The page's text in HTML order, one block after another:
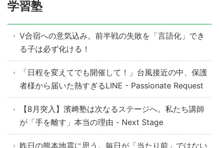
学習塾
V合宿への意気込み。前半戦の失敗を「言語化」でき
る子は必ず化ける！
「日程を変えてでも開催して！」台風接近の中、保護
者様から届いた熱すぎるLINE - Passionate Request
【8月突入】濱﨑塾は次なるステージへ。私たち講師
が「手を離す」本当の理由 - Next Stage
昨日の熊本地震に思う。毎日が「当たり前」ではない